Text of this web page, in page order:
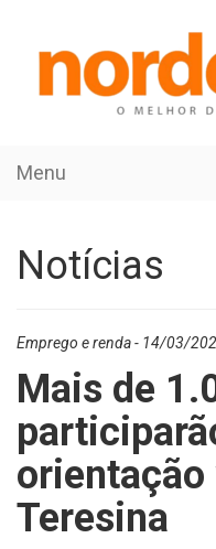
Menu
Notícias
Emprego e renda - 14/03/
Mais de
Teresina